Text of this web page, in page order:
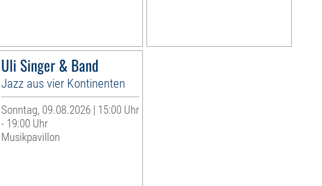
Uli Singer & Band
Jazz aus vier Kontinenten
Sonntag, 09.08.2026 | 15:00 Uhr
- 19:00 Uhr
Musikpavillon